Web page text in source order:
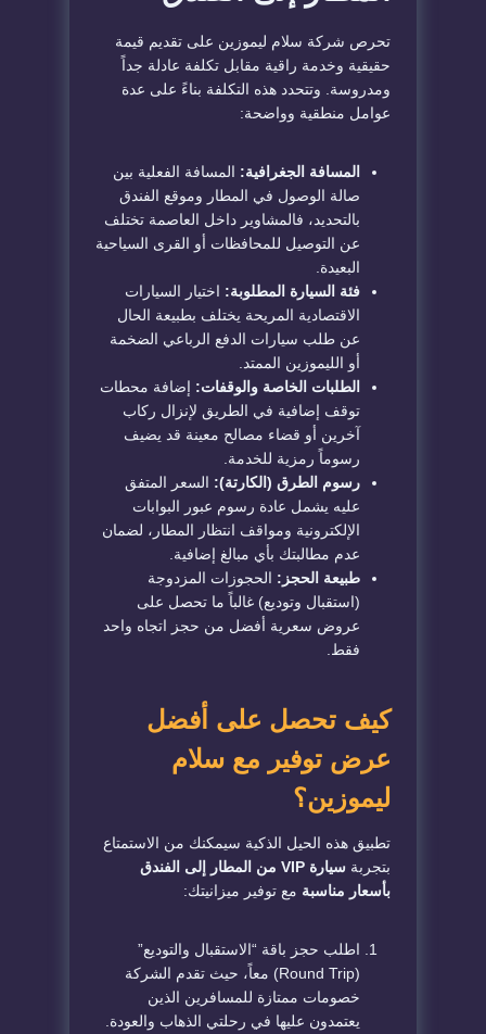
تحرص شركة سلام ليموزين على تقديم قيمة
حقيقية وخدمة راقية مقابل تكلفة عادلة جداً
ومدروسة. وتتحدد هذه التكلفة بناءً على عدة
عوامل منطقية وواضحة:
المسافة الجغرافية: المسافة الفعلية بين
صالة الوصول في المطار وموقع الفندق
بالتحديد، فالمشاوير داخل العاصمة تختلف
عن التوصيل للمحافظات أو القرى السياحية
البعيدة.
فئة السيارة المطلوبة: اختيار السيارات
الاقتصادية المريحة يختلف بطبيعة الحال
عن طلب سيارات الدفع الرباعي الضخمة
أو الليموزين الممتد.
الطلبات الخاصة والوقفات: إضافة محطات
توقف إضافية في الطريق لإنزال ركاب
آخرين أو قضاء مصالح معينة قد يضيف
رسوماً رمزية للخدمة.
رسوم الطرق (الكارتة): السعر المتفق
عليه يشمل عادة رسوم عبور البوابات
الإلكترونية ومواقف انتظار المطار، لضمان
عدم مطالبتك بأي مبالغ إضافية.
طبيعة الحجز: الحجوزات المزدوجة
(استقبال وتوديع) غالباً ما تحصل على
عروض سعرية أفضل من حجز اتجاه واحد
فقط.
كيف تحصل على أفضل
عرض توفير مع سلام
ليموزين؟
تطبيق هذه الحيل الذكية سيمكنك من الاستمتاع
بتجربة
سيارة VIP من المطار إلى الفندق
بأسعار مناسبة مع توفير ميزانيتك:
اطلب حجز باقة “الاستقبال والتوديع”
(Round Trip) معاً، حيث تقدم الشركة
خصومات ممتازة للمسافرين الذين
يعتمدون عليها في رحلتي الذهاب والعودة.